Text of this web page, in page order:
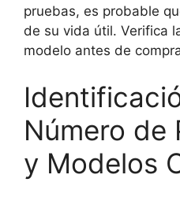
pruebas, es probable
de su vida útil. Verifica
modelo antes de
Número de
y Modelos